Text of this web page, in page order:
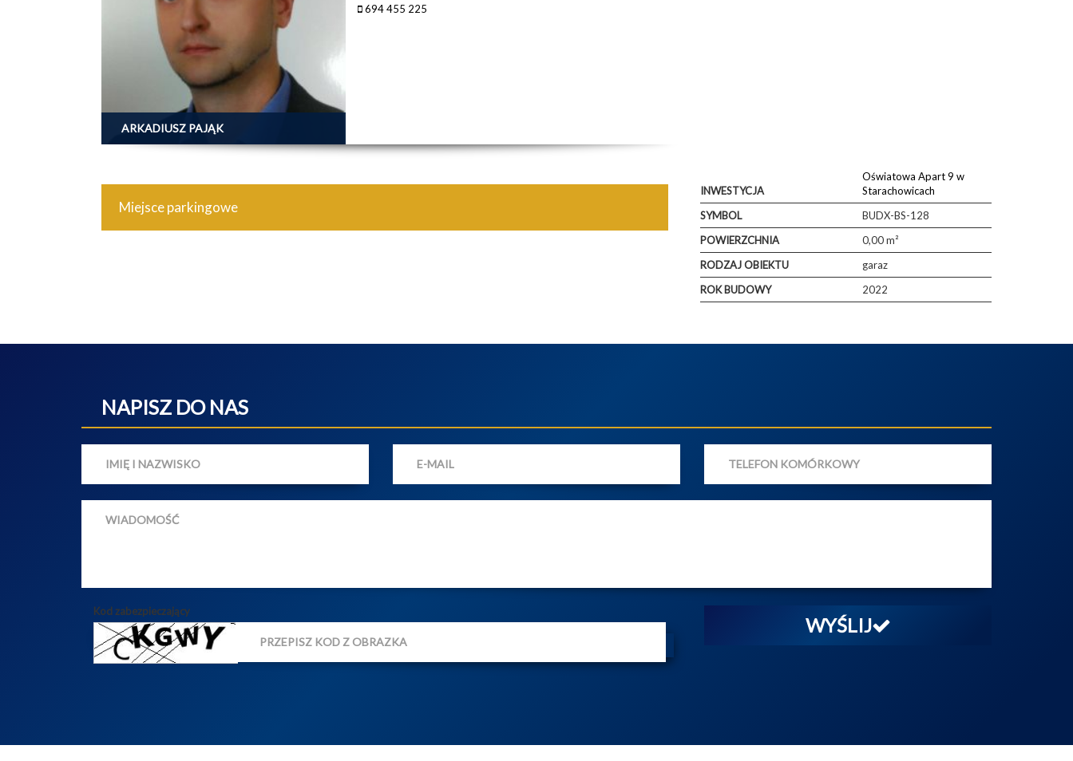
ARKADIUSZ PAJĄK
694 455 225
Miejsce parkingowe
INWESTYCJA
Oświatowa Apart 9 w
Starachowicach
SYMBOL
BUDX-BS-128
POWIERZCHNIA
0,00 m²
RODZAJ OBIEKTU
garaz
ROK BUDOWY
2022
NAPISZ DO NAS
Kod zabezpieczający
WYŚLIJ